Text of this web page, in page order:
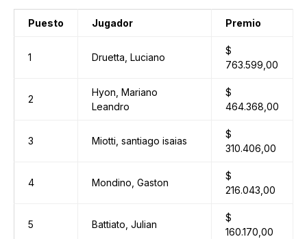
Puesto Jugador Premio
1 Druetta, Luciano
$
763.599,00
2
Hyon, Mariano
Leandro
$
464.368,00
3 Miotti, santiago isaias
$
310.406,00
4 Mondino, Gaston
$
216.043,00
5 Battiato, Julian
$
160.170,00